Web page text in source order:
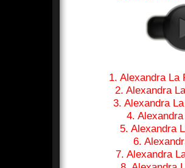
1. Alexandra La
2. Alexandra
3. Alexandra
4.
5. Alexandra
6.
7. Alexandra